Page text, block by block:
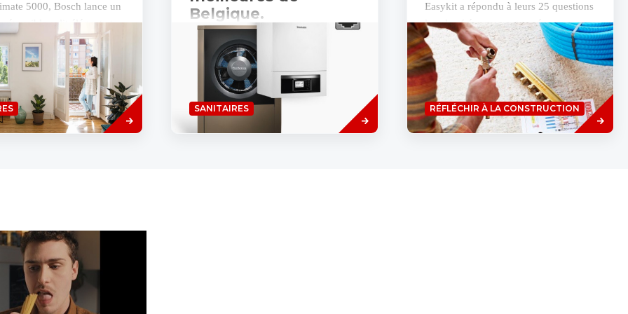
5000, Bosch lance un
réversible split élégant et
le marché belge. Avec la
Bosch ajoute une corde...
Savoir
plus
Belgique.
Buderus investit dans les nouvelles
technologies. Buderus est fabriquant
de pompes à chaleur depuis 1968. Les
derniers tests effectués prouvent que...
SANITAIRES
Savoir
plus
Easykit a répondu à leurs 25 questions
les plus fréquemment posées.
RÉFLÉCHIR À LA CONSTRUCTIONSavoir
plus